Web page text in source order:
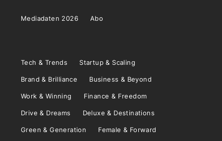
Mediadaten 2026 Abo
Tech & Trends Startup & Scaling
Brand & Brilliance Business & Beyond
Work & Winning Finance & Freedom
Drive & Dreams Deluxe & Destinations
Green & Generation Female & Forward